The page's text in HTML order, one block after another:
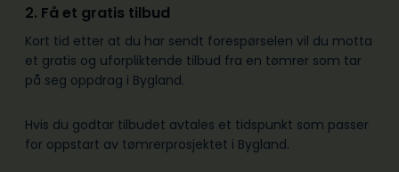
2. Få et gratis tilbud
Kort tid etter at du har sendt forespørselen vil du motta
et gratis og uforpliktende tilbud fra en tømrer som tar
på seg oppdrag i Bygland.
Hvis du godtar tilbudet avtales et tidspunkt som passer
for oppstart av tømrerprosjektet i Bygland.